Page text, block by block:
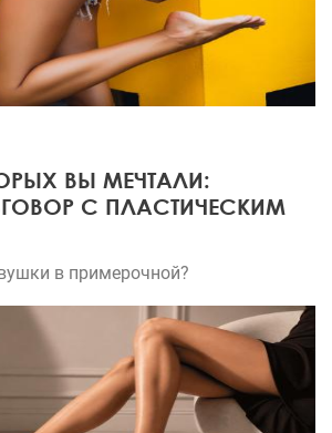
ВЫ МЕЧТАЛИ:
С ПЛАСТИЧЕСКИМ
в примерочной?